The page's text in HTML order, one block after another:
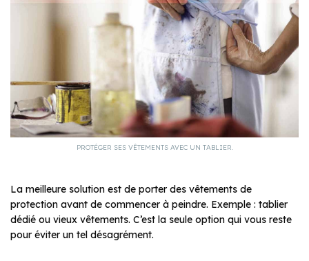
PROTÉGER SES VÊTEMENTS AVEC UN TABLIER.
La meilleure solution est de porter des vêtements de
protection avant de commencer à peindre. Exemple : tablier
dédié ou vieux vêtements. C’est la seule option qui vous reste
pour éviter un tel désagrément.